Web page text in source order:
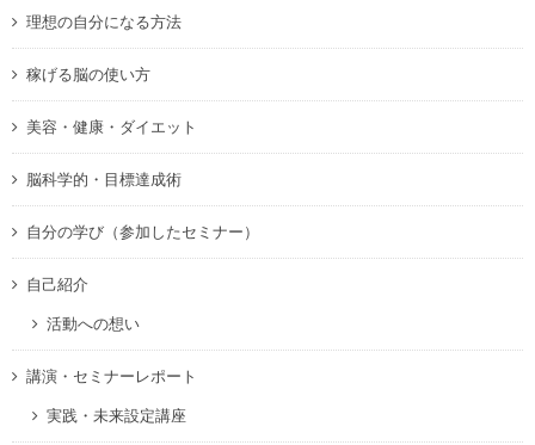
理想の自分になる方法
稼げる脳の使い方
美容・健康・ダイエット
脳科学的・目標達成術
自分の学び（参加したセミナー）
自己紹介
活動への想い
講演・セミナーレポート
実践・未来設定講座